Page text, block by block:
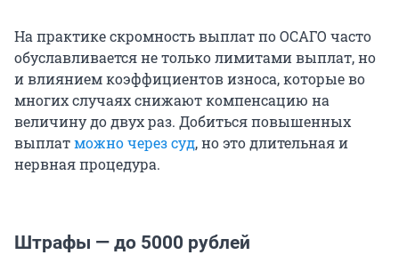
На практике скромность выплат по ОСАГО часто
обуславливается не только лимитами выплат, но
и влиянием коэффициентов износа, которые во
многих случаях снижают компенсацию на
величину до двух раз. Добиться повышенных
выплатможно через суд, но это длительная и
нервная процедура.
Штрафы — до 5000 рублей